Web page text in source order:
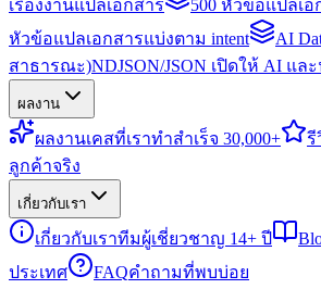
เรื่องงานแปลเอกสาร
500 หัวข้อแปลเ
หัวข้อแปลเอกสารแบ่งตาม intent
AI
สาธารณะ)NDJSON/JSON เปิดให้ AI แล
ผลงาน
ผลงานเคสที่เราทำสำเร็จ 30,000+ รี
ลูกค้าจริง
เกี่ยวกับเรา
เกี่ยวกับเราทีมผู้เชี่ยวชาญ 14+ ปี
ประเทศ
FAQคำถามที่พบบ่อย